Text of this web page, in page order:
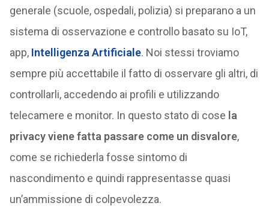
generale (scuole, ospedali, polizia) si preparano a un
sistema di osservazione e controllo basato su IoT,
app, Intelligenza Artificiale. Noi stessi troviamo
sempre più accettabile il fatto di osservare gli altri, di
controllarli, accedendo ai profili e utilizzando
telecamere e monitor. In questo stato di cose la
privacy viene fatta passare come un disvalore,
come se richiederla fosse sintomo di
nascondimento e quindi rappresentasse quasi
un’ammissione di colpevolezza.